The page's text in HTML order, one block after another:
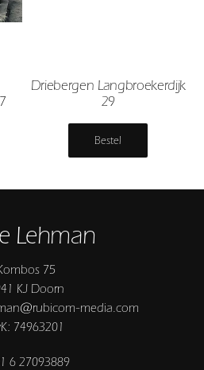
Driebergen Langbroekerdijk
29
Bestel
Lehman
75
KJ Doorn
media.com
74963201
6 27093889